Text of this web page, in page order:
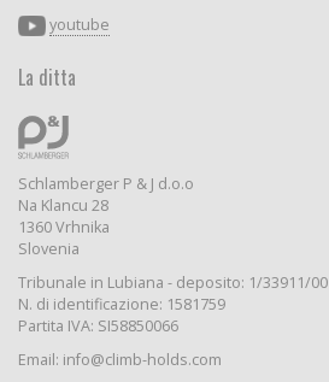
youtube
La ditta
Schlamberger P & J d.o.o
Na Klancu 28
1360 Vrhnika
Slovenia
Tribunale in Lubiana - deposito: 1/33911/00
N. di identificazione: 1581759
Partita IVA: SI58850066
Email: info@climb-holds.com